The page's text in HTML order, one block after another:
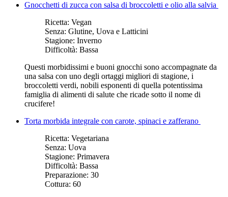
Gnocchetti di zucca con salsa di broccoletti e olio alla salvia
Ricetta: Vegan
Senza: Glutine, Uova e Latticini
Stagione: Inverno
Difficoltà: Bassa
Questi morbidissimi e buoni gnocchi sono accompagnate da
una salsa con uno degli ortaggi migliori di stagione, i
broccoletti verdi, nobili esponenti di quella potentissima
famiglia di alimenti di salute che ricade sotto il nome di
crucifere!
Torta morbida integrale con carote, spinaci e zafferano
Ricetta: Vegetariana
Senza: Uova
Stagione: Primavera
Difficoltà: Bassa
Preparazione: 30
Cottura: 60